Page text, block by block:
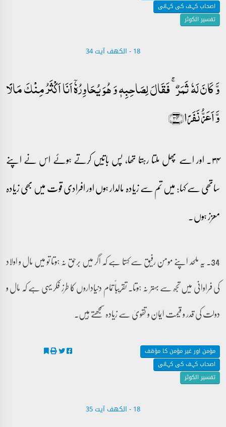
اصحاب کہف کی کہانی
تفسیر الکوثر
18 - ‎الكهف آیت 34
وَّ کَانَ لَہٗ ثَمَرٌ ۚ فَقَالَ لِصَاحِبِہٖ وَ ہُوَ یُحَاوِرُہٗۤ اَنَا اَکۡثَرُ مِنۡکَ مَالًا
وَّ اَعَزُّ نَفَرًا﴿۳۴﴾
۳۴۔ اور اسے پھل ملتا رہتا تھا، پس باتیں کرتے ہوئے اس نے اپنے
ساتھی سے کہا: میں تم سے زیادہ مالدار ہوں اور افرادی قوت میں بھی زیادہ
معزز ہوں۔
34۔ یہ ملحد اپنے مومن رفیق سے کہتا ہے کہ اگر میں برحق نہ ہوتا تو میں مال و اولاد
کی فراوانی میں تجھ سے بہتر نہ ہوتا۔ تقریباً تمام دنیاداروں کا طرز فکر یہی ہے کہ مال و
دولت کی قدر و قیمت ایمان و تقویٰ سے زیادہ سمجھتے ہیں۔
مؤمن اور غیر مؤمن کا مؤقف
اصحاب کہف کی کہانی
تفسیر الکوثر
18 - ‎الكهف آیت 35